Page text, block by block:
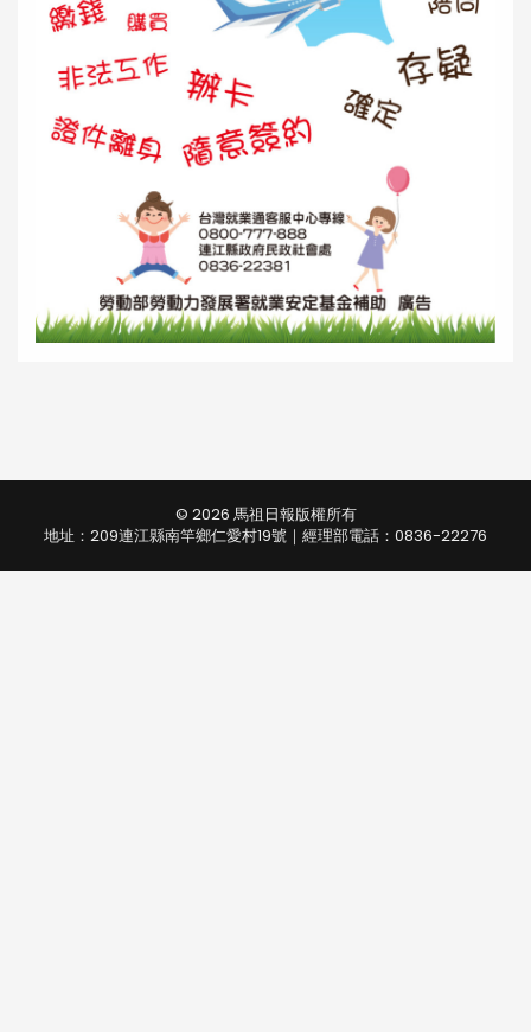
© 2026 馬祖日報版權所有
地址：209連江縣南竿鄉仁愛村19號｜經理部電話：0836-22276